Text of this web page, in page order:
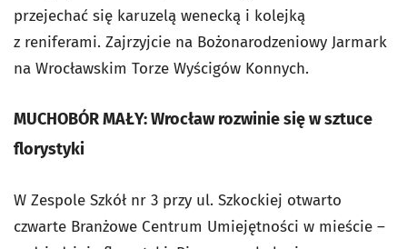
przejechać się karuzelą wenecką i kolejką
z reniferami. Zajrzyjcie na Bożonarodzeniowy Jarmark
na Wrocławskim Torze Wyścigów Konnych.
MUCHOBÓR MAŁY: Wrocław rozwinie się w sztuce
florystyki
W Zespole Szkół nr 3 przy ul. Szkockiej otwarto
czwarte Branżowe Centrum Umiejętności w mieście –